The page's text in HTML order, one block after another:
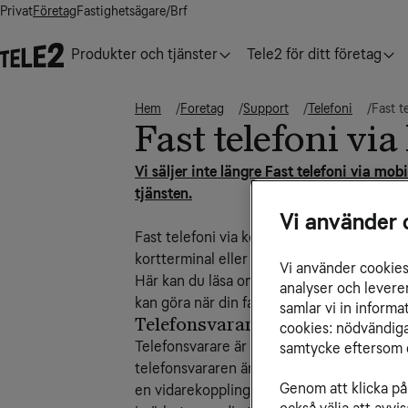
PrivatFöretagFastighetsägare/Brf
Produkter och tjänster Tele2 för ditt företag
Hem Foretag Support Telefoni Fast
Fast telefoni
Vi säljer inte längre Fast telefoni via
tjänsten.
Fast telefoni via kopparnätet är den
kortterminal eller modem som ansluts via
Här kan du läsa om tilläggstjänster, se
kan göra när din fasta telefoni inte
Telefonsvarare och
Telefonsvarare är en tilläggstjänst och
telefonsvararen är aktiverad kan du, om
en vidarekoppling på ditt abonnemang.
Vi använder
Vi använder
analyser och
samlar vi in
cookies:
samtycke eftersom
Genom att klicka